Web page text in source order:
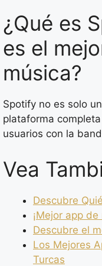
¿Qué es
es el
música?
Spotify no es solo
plataforma
usuarios con la
Vea
Descubre
¡Mejor app
Descubre el
Los Mejores
Turcas